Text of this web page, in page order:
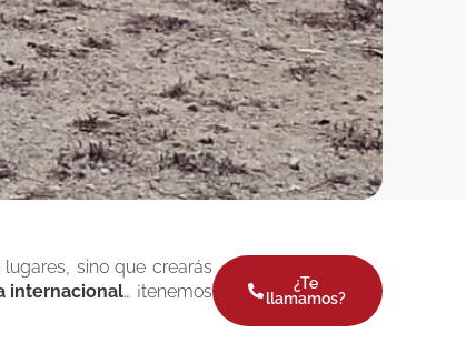
sino que crearás
internacional… ¡tenemos
¿Te
llamamos?